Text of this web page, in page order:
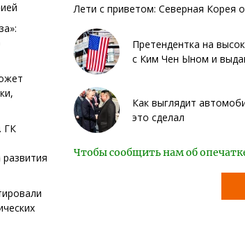
ГК
Лети с приветом: Северная Корея
Претендентка на
с Ким Чен Ыном и
Как выглядит
это сделал
Чтобы сообщить нам об